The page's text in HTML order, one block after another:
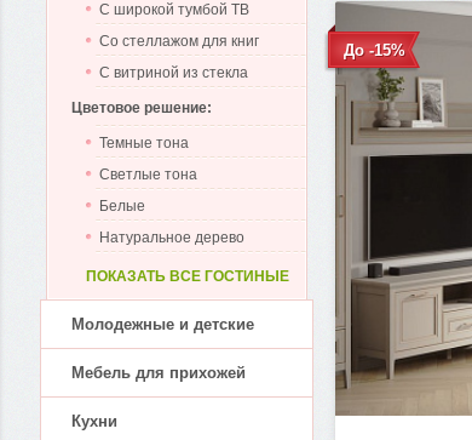
До -15%
С широкой тумбой ТВ
Со стеллажом для книг
С витриной из стекла
Цветовое решение:
Темные тона
Светлые тона
Белые
Натуральное дерево
ПОКАЗАТЬ ВСЕ ГОСТИНЫЕ
Молодежные и детские
Мебель для прихожей
Кухни